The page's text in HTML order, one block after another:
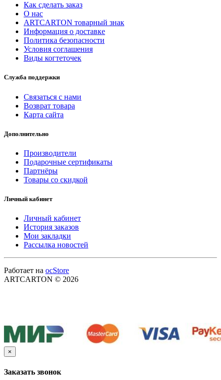
Как сделать заказ
О нас
ARTCARTON товарный знак
Информация о доставке
Политика безопасности
Условия соглашения
Виды когтеточек
Служба поддержки
Связаться с нами
Возврат товара
Карта сайта
Дополнительно
Производители
Подарочные сертификаты
Партнёры
Товары со скидкой
Личный кабинет
Личный кабинет
История заказов
Мои закладки
Рассылка новостей
Работает на ocStore
ARTCARTON © 2026
×
Заказать звонок